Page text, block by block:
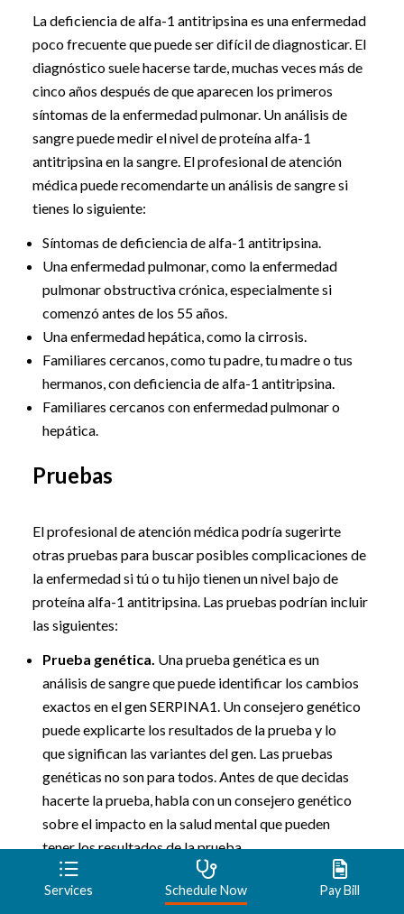
La deficiencia de alfa-1 antitripsina es una enfermedad
poco frecuente que puede ser difícil de diagnosticar. El
diagnóstico suele hacerse tarde, muchas veces más de
cinco años después de que aparecen los primeros
síntomas de la enfermedad pulmonar. Un análisis de
sangre puede medir el nivel de proteína alfa-1
antitripsina en la sangre. El profesional de atención
médica puede recomendarte un análisis de sangre si
tienes lo siguiente:
Síntomas de deficiencia de alfa-1 antitripsina.
Una enfermedad pulmonar, como la enfermedad
pulmonar obstructiva crónica, especialmente si
comenzó antes de los 55 años.
Una enfermedad hepática, como la cirrosis.
Familiares cercanos, como tu padre, tu madre o tus
hermanos, con deficiencia de alfa-1 antitripsina.
Familiares cercanos con enfermedad pulmonar o
hepática.
Pruebas
El profesional de atención médica podría sugerirte
otras pruebas para buscar posibles complicaciones de
la enfermedad si tú o tu hijo tienen un nivel bajo de
proteína alfa-1 antitripsina. Las pruebas podrían incluir
las siguientes:
Prueba genética. Una prueba genética es un
análisis de sangre que puede identificar los cambios
exactos en el gen SERPINA1. Un consejero genético
puede explicarte los resultados de la prueba y lo
que significan las variantes del gen. Las pruebas
genéticas no son para todos. Antes de que decidas
hacerte la prueba, habla con un consejero genético
sobre el impacto en la salud mental que pueden
tener los resultados de la prueba.
Estudios de la función pulmonar.
Los estudios de
la función pulmonar, como la espirometría, pueden
Services Schedule Now Pay Bill